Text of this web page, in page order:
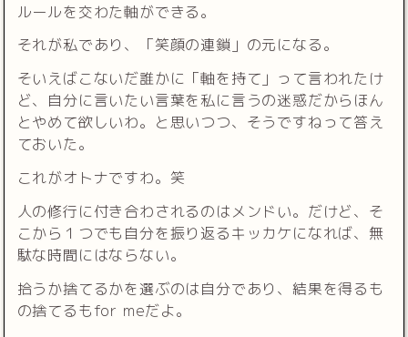
ルールを交わた軸ができる。
それが私であり、「笑顔の連鎖」の元になる。
そいえばこないだ誰かに「軸を持て」って言われたけ
ど、自分に言いたい言葉を私に言うの迷惑だからほん
とやめて欲しいわ。と思いつつ、そうですねって答え
ておいた。
これがオトナですわ。笑
人の修行に付き合わされるのはメンドい。だけど、そ
こから１つでも自分を振り返るキッカケになれば、無
駄な時間にはならない。
拾うか捨てるかを選ぶのは自分であり、結果を得るも
の捨てるもfor meだよ。